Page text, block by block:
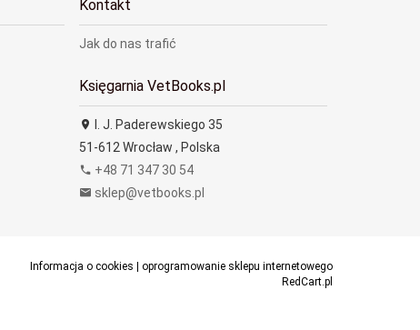
Kontakt
Jak do nas trafić
Księgarnia VetBooks.pl
I. J. Paderewskiego 35
51-612 Wrocław , Polska
+48 71 347 30 54
sklep@vetbooks.pl
Informacja o cookies | oprogramowanie sklepu internetowego
RedCart.pl